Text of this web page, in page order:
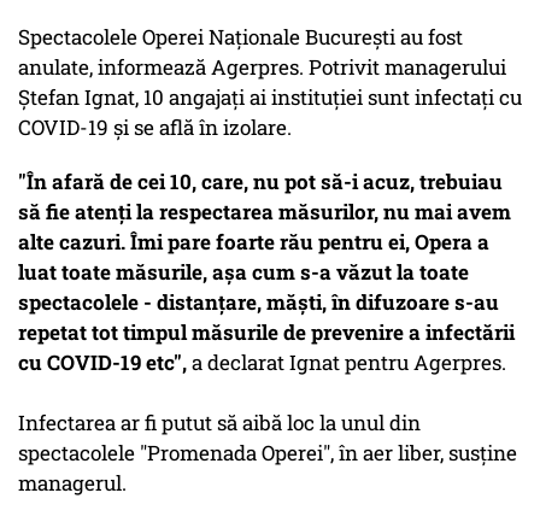
Spectacolele Operei Naţionale Bucureşti au fost
anulate, informează Agerpres. Potrivit managerului
Ştefan Ignat, 10 angajaţi ai instituţiei sunt infectaţi cu
COVID-19 şi se află în izolare.
"În afară de cei 10, care, nu pot să-i acuz, trebuiau
să fie atenţi la respectarea măsurilor, nu mai avem
alte cazuri. Îmi pare foarte rău pentru ei, Opera a
luat toate măsurile, aşa cum s-a văzut la toate
spectacolele - distanţare, măşti, în difuzoare s-au
repetat tot timpul măsurile de prevenire a infectării
cu COVID-19 etc",a declarat Ignat pentru Agerpres.
Infectarea ar fi putut să aibă loc la unul din
spectacolele "Promenada Operei", în aer liber, susține
managerul.